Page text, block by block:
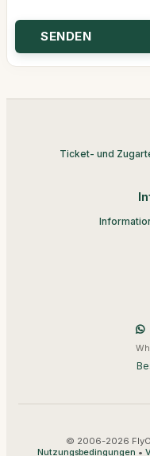
Ticket- und
© 2006-2026
Nutzungsbedingungen •